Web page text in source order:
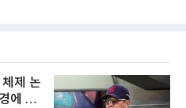
제 논
에 맞